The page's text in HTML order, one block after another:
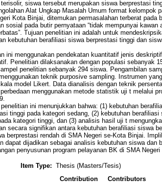
siswa tersebut merupakan siswa berprestasi
Alat Ungkap Masalah Umum format kelompok
Kota Binjai, ditemukan permasalahan terberat pada
sosial pada butir pernyataan “tidak mempunyai kawan
Tujuan penelitian ini adalah untuk
kebutuhan berafiliasi siswa berprestasi tinggi dan
ini menggunakan pendekatan kuantitatif jenis deskriptif
Penelitian dilaksanakan dengan populasi sebanyak
penelitian sebanyak 294 siswa. Pengambilan
teknik purposive sampling. Instrumen
model Likert. Data dianalisis dengan teknik
menggunakan metode statistik uji t melalui
ini menunjukkan bahwa: (1) kebutuhan
tinggi pada kategori sedang, (2) kebutuhan berafiliasi
kategori tinggi, dan (3) analisis hasil uji t
secara signifikan antara kebutuhan berafiliasi siswa
berprestasi rendah di SMA Negeri se-Kota Binjai.
dapat dijadikan sebagai analisis kebutuhan siswa dan
penyusunan program pelayanan BK di SMA
Item Type: Thesis (Masters/Tesis)
Contribution Contributors